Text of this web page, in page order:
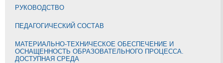
РУКОВОДСТВО
ПЕДАГОГИЧЕСКИЙ СОСТАВ
МАТЕРИАЛЬНО-ТЕХНИЧЕСКОЕ ОБЕСПЕЧЕНИЕ И
ОСНАЩЕННОСТЬ ОБРАЗОВАТЕЛЬНОГО ПРОЦЕССА.
ДОСТУПНАЯ СРЕДА